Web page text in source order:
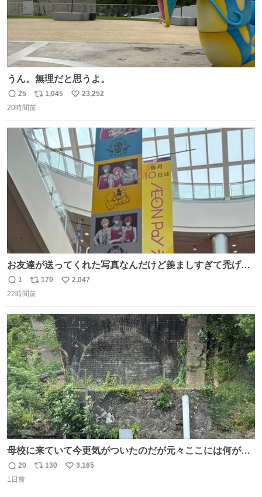
うん。無理だと思うよ。
返
信
25
リ
ポ
ト
数
1,045
い
数
23,252
20時間前
お友達が送ってくれた写真なんだけど羨ましすぎて禿げそ
う
返
信
1
リ
ポ
ト
数
170
い
数
2,047
22時間前
母校に来ていて今更気がついたのだが元々ここには何があ
ったのだろう…？_:(´ཀ`」 ∠):
返
信
20
リ
130
い
3,165
1日前